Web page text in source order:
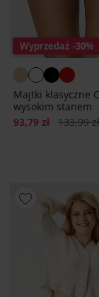
Wyprzedaż -30%
Majtki klasyczne
wysokim stanem
Zniżka
93,79 zł 133,99 zł